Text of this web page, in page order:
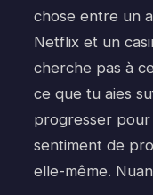
chose entre un
Netflix et un
cherche pas à
ce que tu aies
progresser
sentiment de
elle-même.